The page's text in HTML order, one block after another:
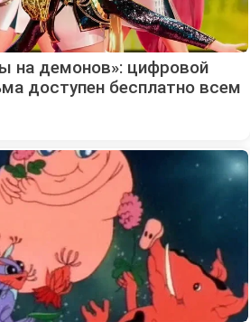
на демонов»: цифровой
доступен бесплатно всем